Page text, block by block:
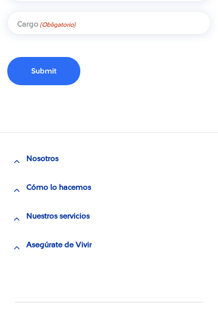
Cargo (Obligatorio)
Nosotros
Cómo lo hacemos
Nuestros servicios
Asegúrate de Vivir